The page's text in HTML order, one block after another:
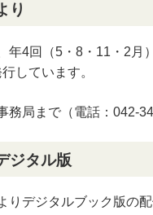
り
4回（5・8・11・2月
しています。
務局まで（電話：042-
ジタル版
デジタルブック版の配